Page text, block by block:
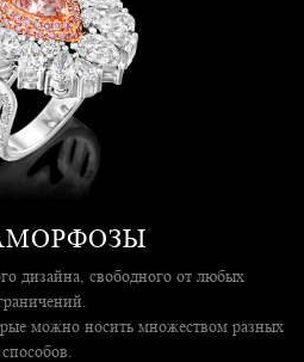
дизайна, свободного от любых
можно носить множеством разных
способов.